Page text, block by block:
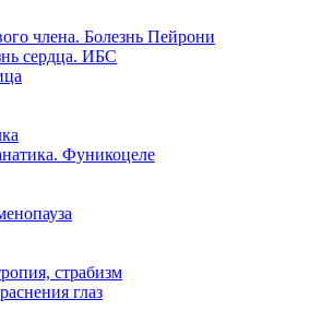
члена. Болезнь Пейрони
сердца. ИБС
Фуникоцеле
страбизм
глаз